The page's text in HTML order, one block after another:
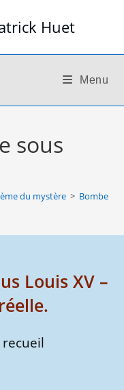
Huet
Menu
sous
du mystère > Bombe
Louis XV –